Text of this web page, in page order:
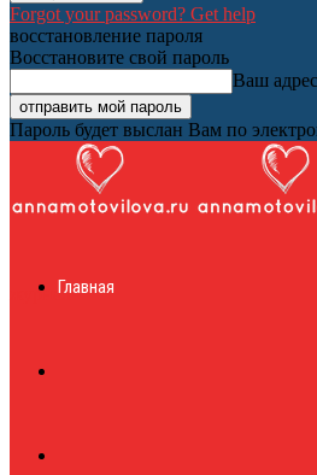
Forgot your password? Get help
восстановление пароля
Восстановите свой пароль
Ваш
Пароль будет выслан Вам по
журналГлавная